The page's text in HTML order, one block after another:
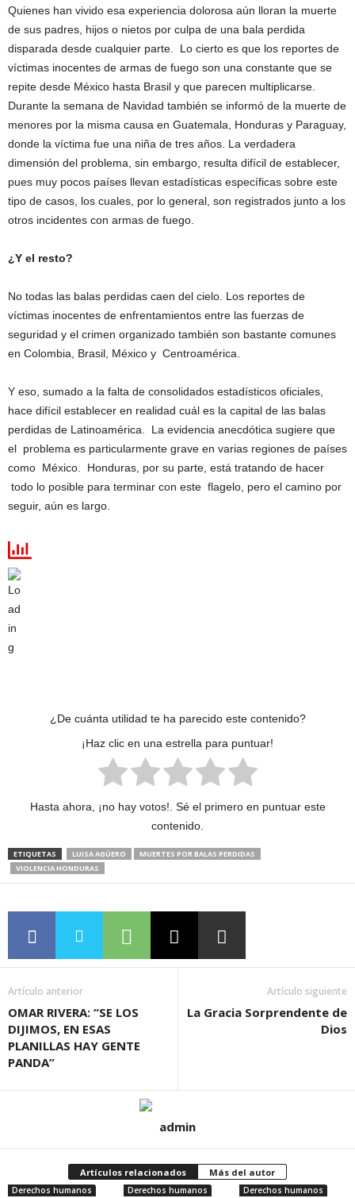
Quienes han vivido esa experiencia dolorosa aún lloran la muerte
de sus padres, hijos o nietos por culpa de una bala perdida
disparada desde cualquier parte. Lo cierto es que los reportes de
víctimas inocentes de armas de fuego son una constante que se
repite desde México hasta Brasil y que parecen multiplicarse.
Durante la semana de Navidad también se informó de la muerte de
menores por la misma causa en Guatemala, Honduras y Paraguay,
donde la víctima fue una niña de tres años. La verdadera
dimensión del problema, sin embargo, resulta difícil de establecer,
pues muy pocos países llevan estadísticas específicas sobre este
tipo de casos, los cuales, por lo general, son registrados junto a los
otros incidentes con armas de fuego.
¿Y el resto?
No todas las balas perdidas caen del cielo. Los reportes de
víctimas inocentes de enfrentamientos entre las fuerzas de
seguridad y el crimen organizado también son bastante comunes
en Colombia, Brasil, México y Centroamérica.
Y eso, sumado a la falta de consolidados estadísticos oficiales,
hace difícil establecer en realidad cuál es la capital de las balas
perdidas de Latinoamérica. La evidencia anecdótica sugiere que
el problema es particularmente grave en varias regiones de países
como México. Honduras, por su parte, está tratando de hacer
todo lo posible para terminar con este flagelo, pero el camino por
seguir, aún es largo.
¿De cuánta utilidad te ha parecido este contenido?
¡Haz clic en una estrella para puntuar!
Hasta ahora, ¡no hay votos!. Sé el primero en puntuar este
contenido.
ETIQUETAS LUISA AGÜERO
MUERTES POR BALAS PERDIDAS
VIOLENCIA HONDURAS
Artículo anterior
OMAR RIVERA: “SE LOS
DIJIMOS, EN ESAS
PLANILLAS HAY GENTE
PANDA”
Artículo siguiente
La Gracia Sorprendente de
Dios
admin
Artículos relacionados Más del autor
Derechos humanos Derechos humanos Derechos humanos